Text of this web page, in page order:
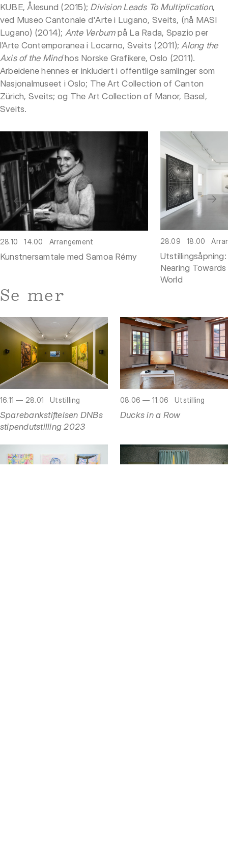
KUBE, Ålesund (2015); Division Leads To Multiplication,
ved Museo Cantonale d'Arte i Lugano, Sveits, (nå MASI
Lugano) (2014); Ante Verbumpå La Rada, Spazio per
l’Arte Contemporanea i Locarno, Sveits (2011); Along the
Axis of the Mindhos Norske Grafikere, Oslo (2011).
Arbeidene hennes er inkludert i offentlige samlinger som
Nasjonalmuseet i Oslo; The Art Collection of Canton
Zürich, Sveits; og The Art Collection of Manor, Basel,
Sveits.
28.10 14.00 Arrangement
Kunstnersamtale med Samoa Rémy
28.09 18.00
Nearing
World
Se mer
16.11 — 28.01 Utstilling
Sparebankstiftelsen DNBs
stipendutstilling 2023
08.06 — 11.06 Utstilling
Ducks in a Row